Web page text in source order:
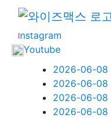
BLOG
TORE
Instagram
Youtube
2026-06-08
2026-06-08
2026-06-08
2026-06-08